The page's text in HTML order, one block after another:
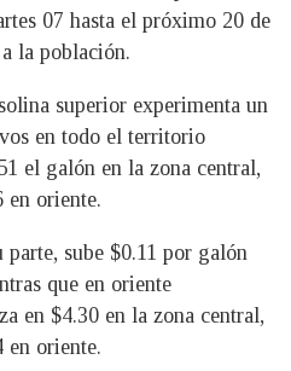
07 hasta el próximo 20 de
la población.
superior experimenta un
en todo el territorio
el galón en la zona central,
en oriente.
sube $0.11 por galón
que en oriente
en $4.30 en la zona central,
en oriente.